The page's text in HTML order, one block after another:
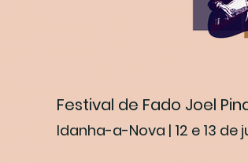
Festival de Fado Joel
Idanha-a-Nova | 12 e 13 de